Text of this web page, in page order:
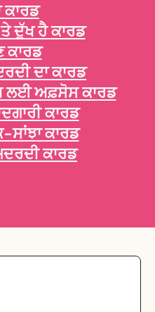
ਕਾਰਡ
ਦੁੱਖ ਹੈ ਕਾਰਡ
ਕਾਰਡ
ਦਾ ਕਾਰਡ
ਲਈ ਅਫ਼ਸੋਸ ਕਾਰਡ
ਕਾਰਡ
ਕਾਰਡ
ਕਾਰਡ